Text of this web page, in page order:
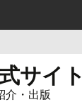
サイト
介・出版